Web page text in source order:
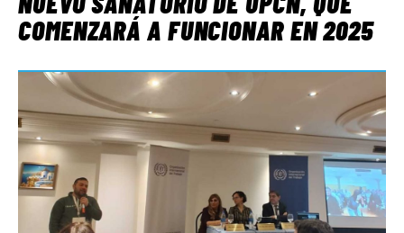
COMENZARÁ A FUNCIONAR EN 2025